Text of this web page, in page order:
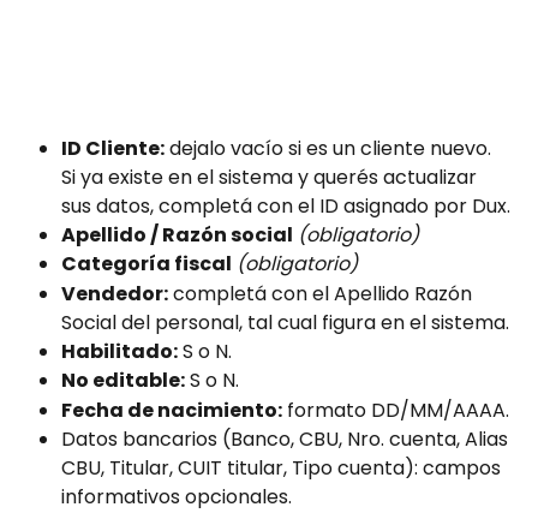
ID Cliente: dejalo vacío si es un cliente nuevo.
Si ya existe en el sistema y querés actualizar
sus datos, completá con el ID asignado por Dux.
Apellido / Razón social (obligatorio)
Categoría fiscal (obligatorio)
Vendedor: completá con el Apellido Razón
Social del personal, tal cual figura en el sistema.
Habilitado: S o N.
No editable: S o N.
Fecha de nacimiento: formato DD/MM/AAAA.
Datos bancarios (Banco, CBU, Nro. cuenta, Alias
CBU, Titular, CUIT titular, Tipo cuenta): campos
informativos opcionales.